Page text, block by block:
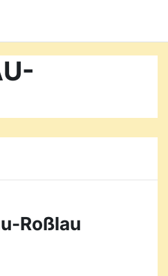
Roßlau